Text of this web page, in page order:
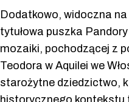
Dodatkowo, widoczna
tytułowa puszka
mozaiki, pochodzącej z
Teodora w Aquilei we
starożytne dziedzictwo,
historycznego kontekstu